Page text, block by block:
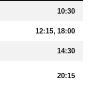
10:30
12:15, 18:00
14:30
20:15